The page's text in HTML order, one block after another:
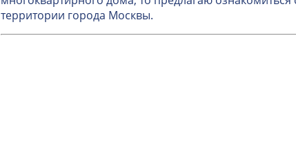
территории города Москвы.